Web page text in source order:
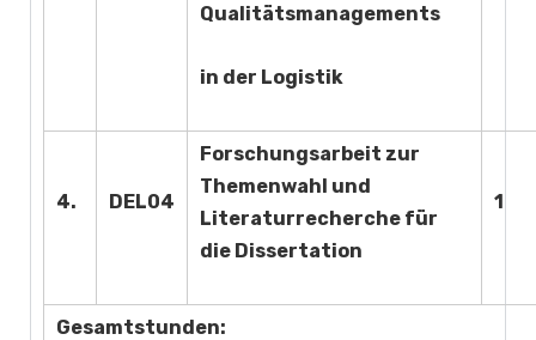
Qualitätsmanagements
in der Logistik
4. DEL04
Forschungsarbeit zur
Themenwahl und
Literaturrecherche für
die Dissertation
1
Gesamtstunden: